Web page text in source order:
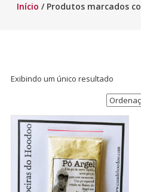
Início / Produtos marcados
Exibindo um único resultado